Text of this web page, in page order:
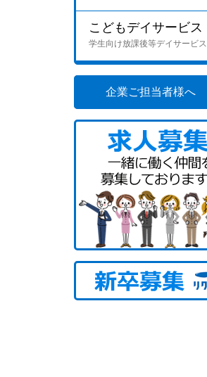
こどもデイサービス
学生向け放課後等デイサービス
企業ご担当者様へ